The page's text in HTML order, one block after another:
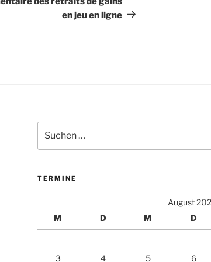
en jeu en ligne
nach:
TERMINE
August
M
D M D
3
4 5 6